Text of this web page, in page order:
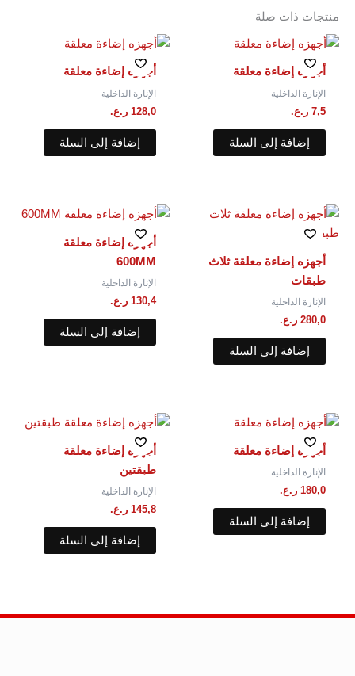
منتجات ذات صلة
أجهزه إضاءة معلقة
الإنارة الداخلية
7,5 ر.ع.
إضافة إلى السلة
أجهزه إضاءة معلقة
الإنارة الداخلية
128,0 ر.ع.
إضافة إلى السلة
أجهزه إضاءة معلقة ثلاث
طبقات
الإنارة الداخلية
280,0 ر.ع.
إضافة إلى السلة
أجهزه إضاءة معلقة
600MM
الإنارة الداخلية
130,4 ر.ع.
إضافة إلى السلة
أجهزه إضاءة معلقة
الإنارة الداخلية
180,0 ر.ع.
إضافة إلى السلة
أجهزه إضاءة معلقة⁩
طبقتين
الإنارة الداخلية
145,8 ر.ع.
إضافة إلى السلة